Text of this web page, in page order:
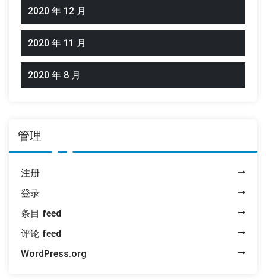
2020 年 12 月
2020 年 11 月
2020 年 8 月
管理
注册
登录
条目 feed
评论 feed
WordPress.org